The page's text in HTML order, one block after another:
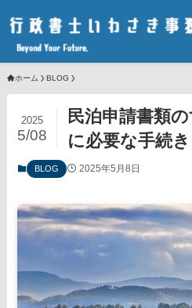
ホーム BLOG
民泊申請書類
に必要な手続
2025
5/08
BLOG 2025年5月8日